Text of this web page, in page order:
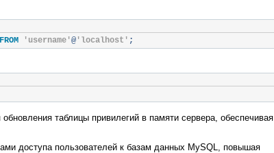
FROM 'username'@ 'localhost' ;
таблицы привилегий в памяти сервера, обеспечивая
доступа пользователей к базам данных MySQL, повышая